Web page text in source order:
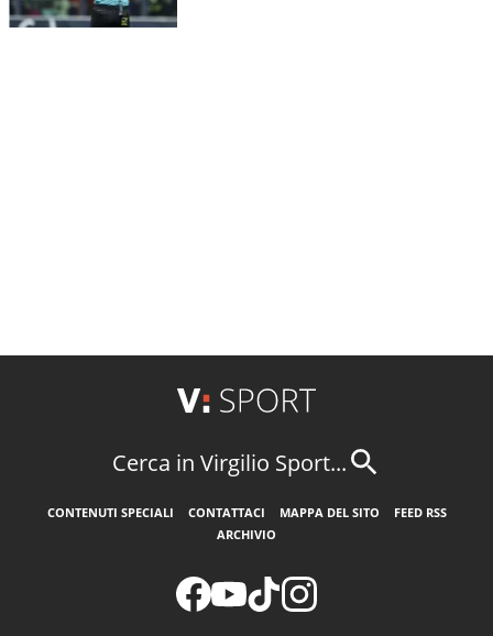
Cerca in Virgilio Sport...
CONTENUTI SPECIALI CONTATTACI MAPPA DEL SITO
FEED RSS
ARCHIVIO